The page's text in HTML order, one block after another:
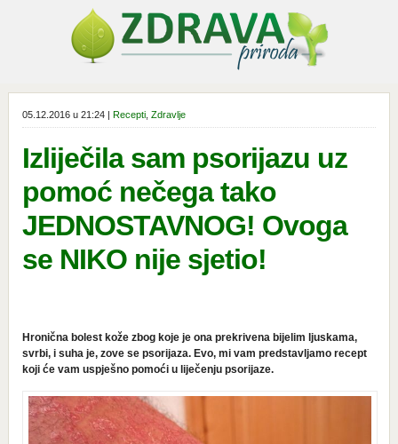
05.12.2016 u 21:24 | Recepti, Zdravlje
Izliječila sam psorijazu uz
pomoć nečega tako
JEDNOSTAVNOG! Ovoga
se NIKO nije sjetio!
Hronična bolest kože zbog koje je ona prekrivena bijelim ljuskama,
svrbi, i suha je, zove se psorijaza. Evo, mi vam predstavljamo recept
koji će vam uspješno pomoći u liječenju psorijaze.